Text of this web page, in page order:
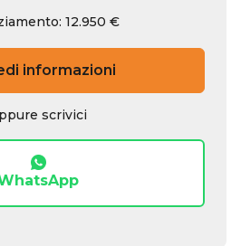
12.950 €
informazioni
scrivici